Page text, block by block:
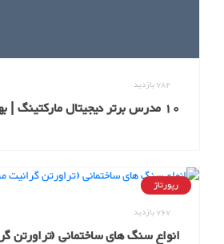
782بازدید
10 مدرس برتر دیجیتال مارکتینگ |
رپورتاژ
767بازدید
انواع سنگ های ساختمانی (تراورتن